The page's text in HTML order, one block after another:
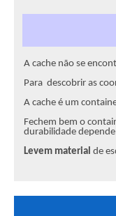
A cache não se
Para descobrir as
A cache é um
Fechem bem o
durabilidade
Levem material de